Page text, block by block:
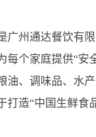
广州通达餐饮有
每个家庭提供“安
油、调味品、水
打造“中国生鲜食